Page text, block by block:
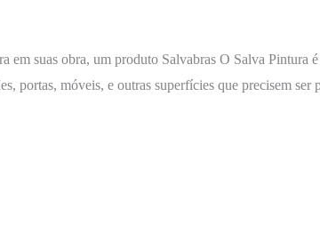
suas obra, um produto Salvabras O Salva Pintura
portas, móveis, e outras superfícies que precisem